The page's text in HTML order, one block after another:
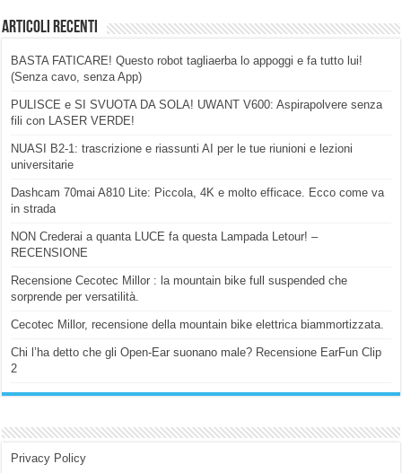
Articoli Recenti
BASTA FATICARE! Questo robot tagliaerba lo appoggi e fa tutto lui!
(Senza cavo, senza App)
PULISCE e SI SVUOTA DA SOLA! UWANT V600: Aspirapolvere senza
fili con LASER VERDE!
NUASI B2-1: trascrizione e riassunti AI per le tue riunioni e lezioni
universitarie
Dashcam 70mai A810 Lite: Piccola, 4K e molto efficace. Ecco come va
in strada
NON Crederai a quanta LUCE fa questa Lampada Letour! –
RECENSIONE
Recensione Cecotec Millor : la mountain bike full suspended che
sorprende per versatilità.
Cecotec Millor, recensione della mountain bike elettrica biammortizzata.
Chi l’ha detto che gli Open-Ear suonano male? Recensione EarFun Clip
2
Privacy Policy